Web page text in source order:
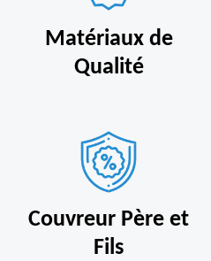
Matériaux de
Qualité
Couvreur Père et
Fils